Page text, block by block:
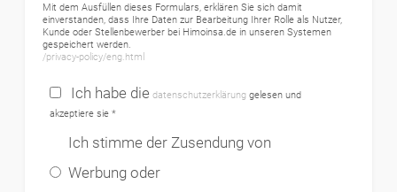
Mit dem Ausfüllen dieses Formulars, erklären Sie sich damit
einverstanden, dass Ihre Daten zur Bearbeitung Ihrer Rolle als Nutzer,
Kunde oder Stellenbewerber bei Himoinsa.de in unseren Systemen
gespeichert werden.
/privacy-policy/eng.html
Ich habe die datenschutzerklärung gelesen und
akzeptiere sie *
Ich stimme der Zusendung von
Werbung oder